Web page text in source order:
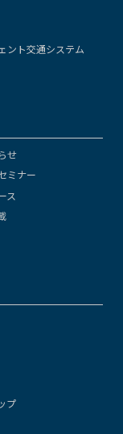
ント交通システム
せ
ミナー
ス
プ